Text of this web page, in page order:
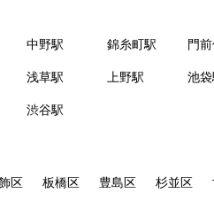
る本サービスの利用の促進を目的と
ナビLIVINGご契約にあたり取得す
建物賃貸借契約（以下「賃貸借契
中野駅 錦糸町駅 門
浅草駅 上野駅 池
渋谷駅
区 板橋区 豊島区 杉並区